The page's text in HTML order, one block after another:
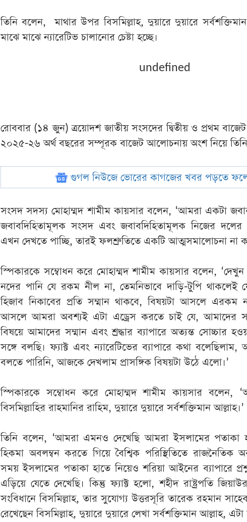
তিনি বলেন, মাথার উপর বিসমিল্লাহ, দুয়ারে দুয়ারে
মাঝে মাঝে ন্যারেটিভ চালানোর চেষ্টা হচ্ছে।
undefined
রোববার (১৪ জুন) ত্রয়োদশ জাতীয় সংসদের দ্বিতীয় ও প্রথম বাজেট
২০২৫-২৬ অর্থ বছরের সম্পূরক বাজেট আলোচনায় অংশ নিয়ে
গুগল নিউজে ভোরের কাগজের খবর পড়তে
সংসদ সদস্য মোহাম্মদ শামীম কায়সার বলেন, ‘আমরা একটা
জবাবদিহিতামূলক সংসদ এবং জবাবদিহিতামূলক নিজের দলের
এখন দেখতে পাচ্ছি, তারই ফলশ্রুতিতে একটি আত্মসমালোচনা না
স্পিকারকে সম্বোধন করে মোহাম্মদ শামীম কায়সার বলেন,
নদের পানি যে রকম নীল না, তেমনিভাবে দাড়ি-টুপি থাকলেই
হিজাব নিকাবের প্রতি সম্মান থাকবে, বিষয়টা আসলে
আসলে আমরা অবশ্যই এটা এড্রেস করতে চাই যে, আমাদের
বিষয়ে আমাদের সম্মান এবং শ্রদ্ধার ব্যাপারে অত্যন্ত সোচ্চার
সঙ্গে বলছি। ফ্যাক্ট এবং ন্যারেটিভের ব্যাপারে কথা
বলতে পারিনি, আজকে দেখলাম প্রাসঙ্গিক বিষয়টা উঠে এলো।’
স্পিকারকে সম্বোধন করে মোহাম্মদ শামীম কায়সার বলেন,
বিসমিল্লাহির রাহমানির রাহিম, দুয়ারে দুয়ারে সর্বশক্তিমান আল্লাহ।’
তিনি বলেন, ‘আমরা এমনও দেখেছি আমরা ইসলামের পতাকা
হিকমা অবলম্বন করতে গিয়ে বৈশ্বিক পরিস্থিতিতে রাজনৈতিক
সময় ইসলামের পতাকা হাতে নিয়েও শরিয়া আইনের ব্যাপারে
এড়িয়ে যেতে দেখেছি। কিন্তু ফ্যাক্ট হলো, শহীদ রাষ্ট্রপতি
সংবিধানে বিসমিল্লাহ, তার সুযোগ্য উত্তরসূরি তারেক রহমান
রেখেছেন বিসমিল্লাহ, দুয়ারে দুয়ারে লেখা সর্বশক্তিমান আল্লাহ, এটা